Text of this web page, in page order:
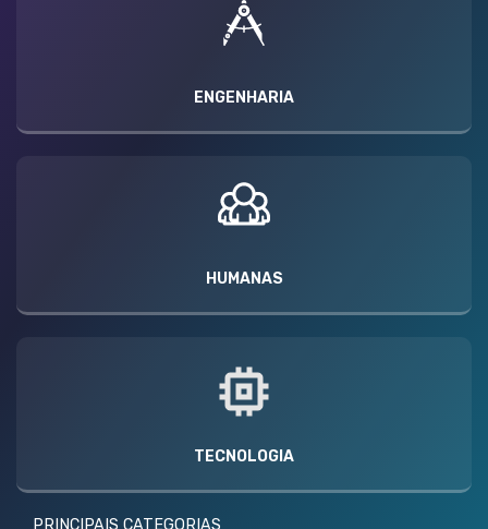
ENGENHARIA
HUMANAS
TECNOLOGIA
PRINCIPAIS CATEGORIAS